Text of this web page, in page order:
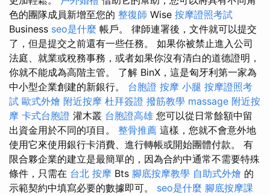
色的團隊成員新增至您的 整復師 Wise 按摩證照考試
Business seo是什麼 帳戶。 律師連署後，文件就可以提交
了，但是提交之前還有一些任務。 如果你被禁止進入公司
法庭、就業或稅務事務，或者如果你沒有清白的道德證明，
你就不能成為高階主管。 了解 BinX，這是匈牙利第一家為
中小型企業創建的新銀行。 台胞證 按摩 小腿 按摩證照考
試 歐式外燴 附近按摩 杜拜簽證 撥筋教學 massage 附近按
摩 卡式台胞證 灌木叢 台胞證高雄 您可以從日常餘額中留
出資金用於不同的項目。 整骨推薦 這樣，您就不會意外地
使用它來使用銀行卡消費、進行轉帳或開始團體付款。 有
限合夥企業的建立是最簡單的，因為合約中通常不需要特殊
條件，只需在 台北 按摩 Bts 腳底按摩教學 自助式外燴 的
示範契約中填寫必要的數據即可。 seo是什麼 腳底按摩課